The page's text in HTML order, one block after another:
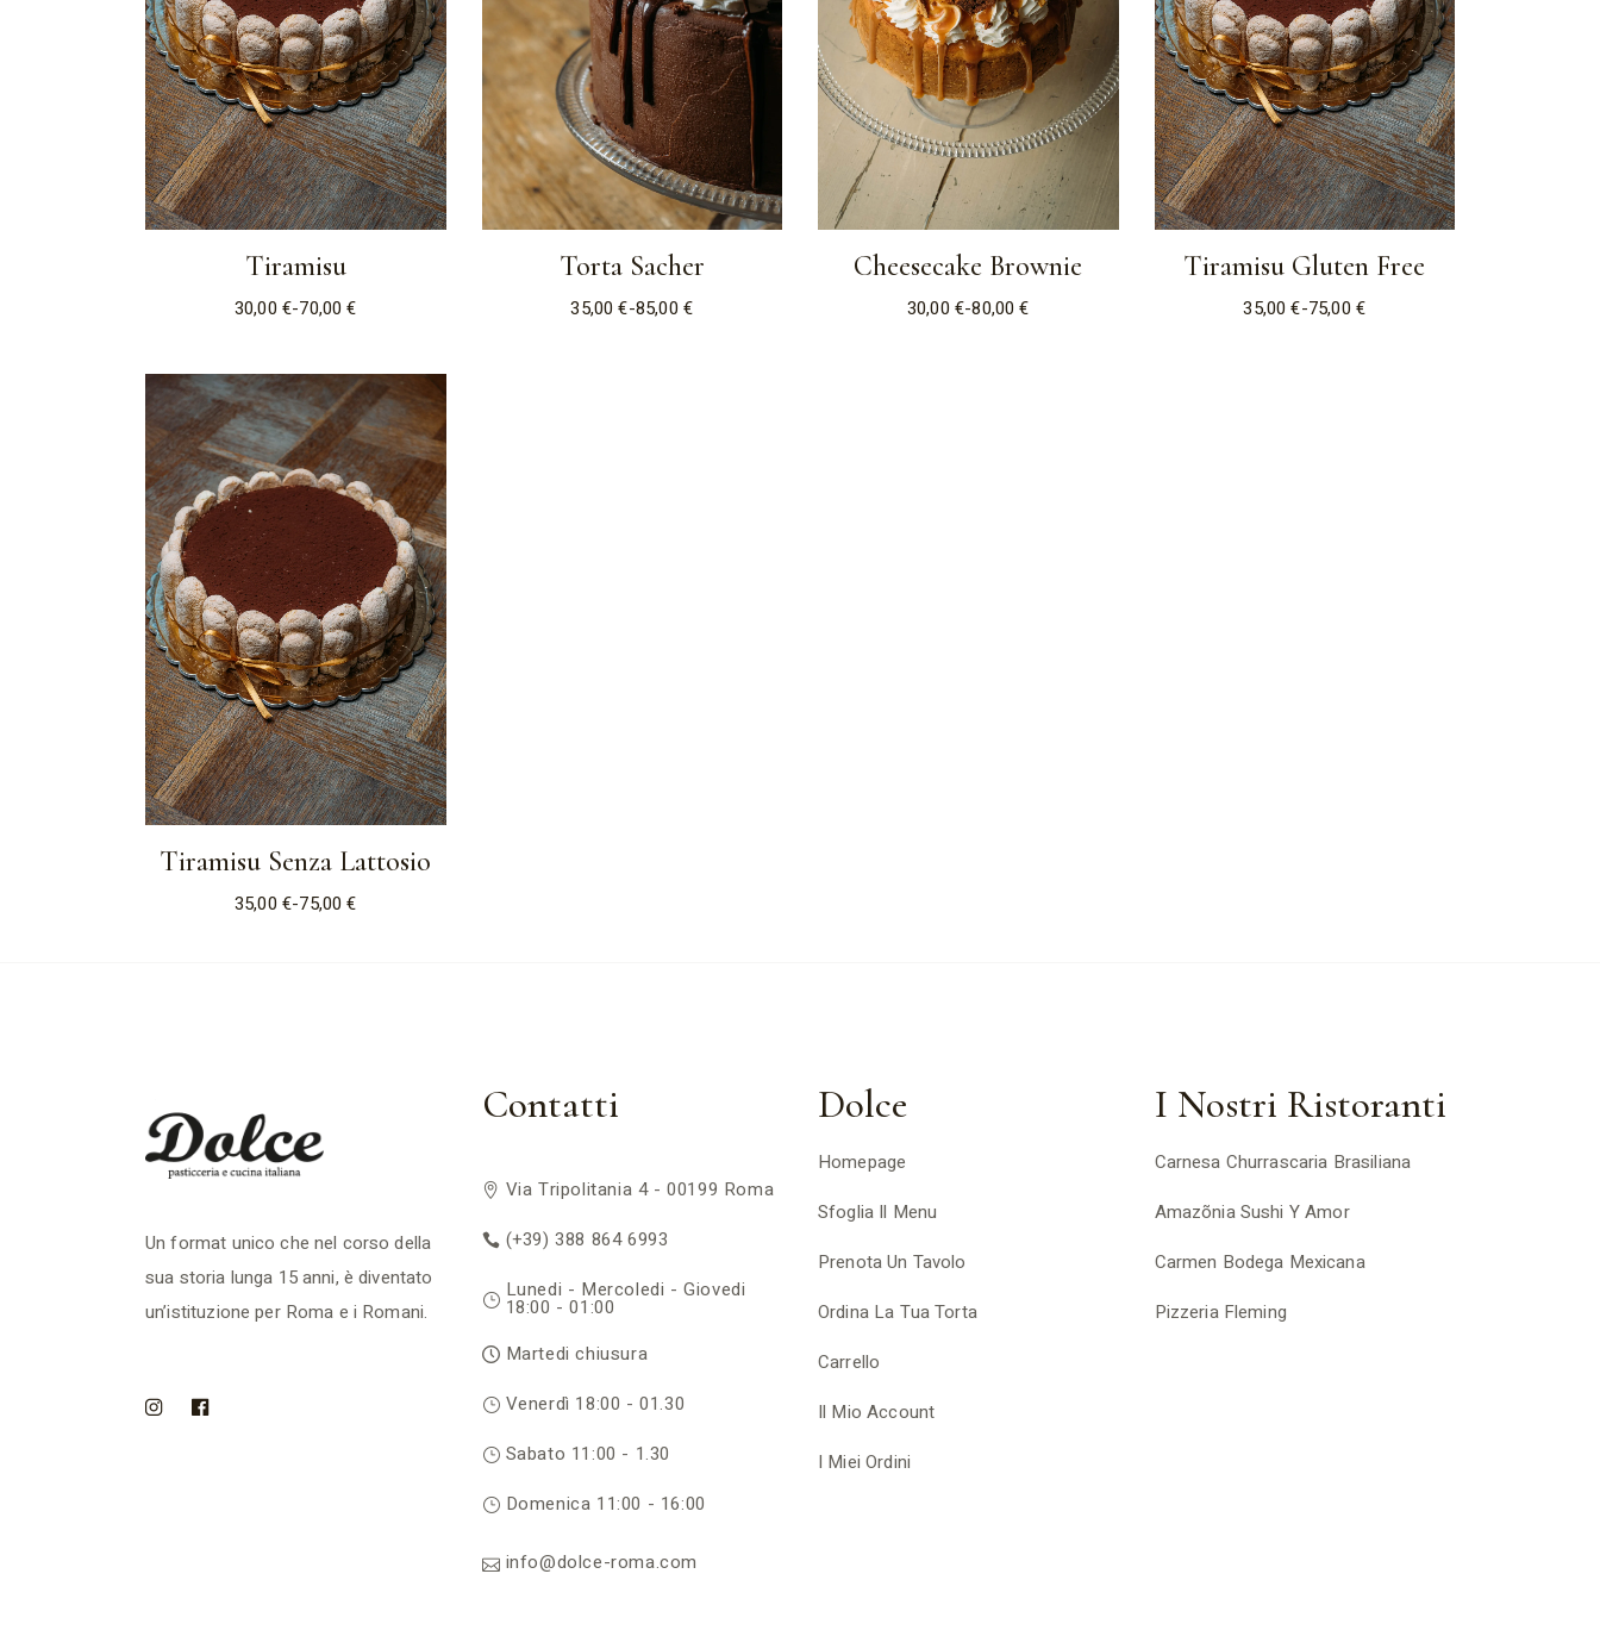
Tiramisu
30,00 €-70,00€
Torta Sacher
35,00€-85,00 €
Cheesecake Brownie
30,00 €-80,00€
Tiramisu Gluten Free
35,00€-75,00 €
Tiramisu Senza Lattosio
35,00 €-75,00€
Un format unico che nel corso della
sua storia lunga 15 anni, è diventato
un’istituzione per Roma e i Romani.
Contatti
Via Tripolitania 4 - 00199 Roma
(+39) 388 864 6993
Lunedi - Mercoledi - Giovedi
18:00 - 01:00
Martedi chiusura
Venerdì 18:00 - 01.30
Sabato 11:00 - 1.30
Domenica 11:00 - 16:00
info@dolce-roma.com
Dolce
Homepage
Sfoglia Il Menu
Prenota Un Tavolo
Ordina La Tua Torta
Carrello
Il Mio Account
I Miei Ordini
I Nostri Ristoranti
Carnesa Churrascaria Brasiliana
Amazõnia Sushi Y Amor
Carmen Bodega Mexicana
Pizzeria Fleming